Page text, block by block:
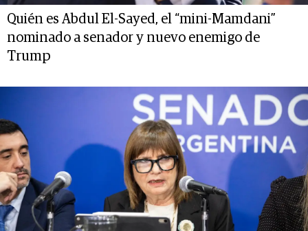
Quién es Abdul El-Sayed, el “mini-Mamdani”
nominado a senador y nuevo enemigo de
Trump